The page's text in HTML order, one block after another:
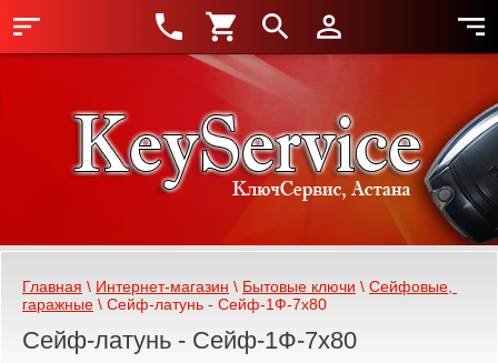
Главная \ Интернет-магазин \ Бытовые ключи \ Сейфовые,
гаражные \ Сейф-латунь - Сейф-1Ф-7х80
Сейф-латунь - Сейф-1Ф-7х80